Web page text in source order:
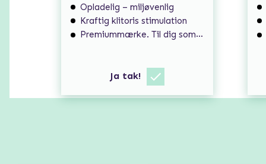
Opladelig – miljøvenlig
Kraftig klitoris stimulation
Premiummærke. Til dig som søger ekstra høj kvalitet.
Ja tak!